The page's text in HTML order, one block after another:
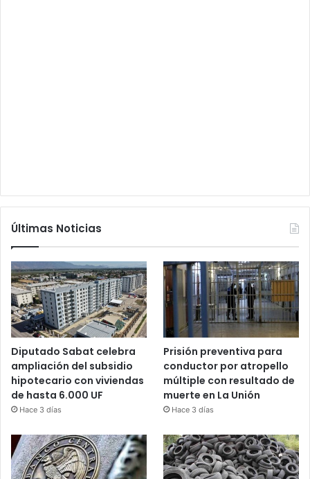
Últimas Noticias
Diputado Sabat celebra
ampliación del subsidio
hipotecario con viviendas
de hasta 6.000 UF
Hace 3 días
Prisión preventiva para
conductor por atropello
múltiple con resultado de
muerte en La Unión
Hace 3 días